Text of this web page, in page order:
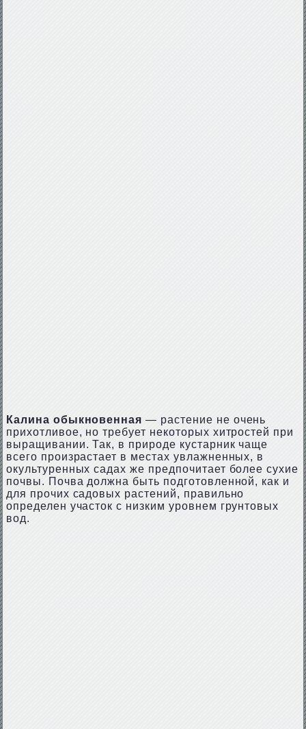
Калина обыкновенная — растение не очень
прихотливое, но требует некоторых хитростей при
выращивании. Так, в природе кустарник чаще
всего произрастает в местах увлажненных, в
окультуренных садах же предпочитает более сухие
почвы. Почва должна быть подготовленной, как и
для прочих садовых растений, правильно
определен участок с низким уровнем грунтовых
вод.